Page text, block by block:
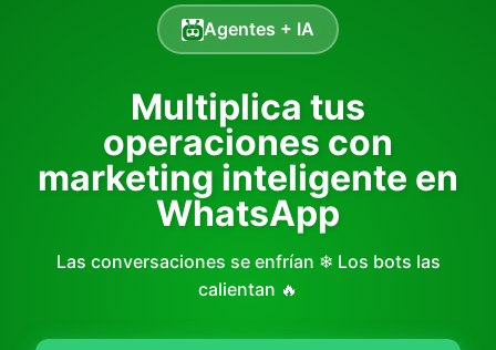
Agentes + IA
Multiplica tus
operaciones con
marketing inteligente en
WhatsApp
Las conversaciones se enfrían ❄ Los bots las
calientan 🔥